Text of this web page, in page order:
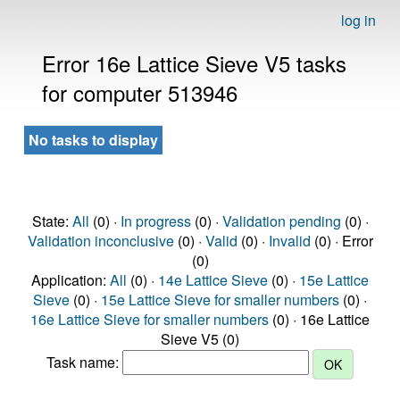
log in
Error 16e Lattice Sieve V5 tasks
for computer 513946
No tasks to display
State: All (0) · In progress(0) · Validation pending (0) ·
Validation inconclusive(0) · Valid (0) · Invalid (0) · Error
(0)
Application: All (0) · 14e Lattice Sieve (0) · 15e Lattice
Sieve (0) · 15e Lattice Sieve for smaller numbers (0) ·
16e Lattice Sieve for smaller numbers (0) · 16e Lattice
Sieve V5 (0)
Task name: